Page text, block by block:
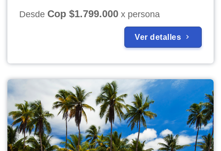
Desde Cop $1.799.000 x persona
Ver detalles